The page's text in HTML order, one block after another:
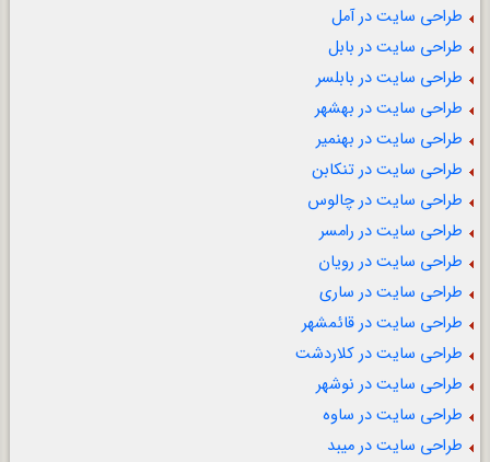
طراحی سایت در آمل
طراحی سایت در بابل
طراحی سایت در بابلسر
طراحی سایت در بهشهر
طراحی سایت در بهنمیر
طراحی سایت در تنکابن
طراحی سایت در چالوس
طراحی سایت در رامسر
طراحی سایت در رویان
طراحی سایت در ساری
طراحی سایت در قائمشهر
طراحی سایت در کلاردشت
طراحی سایت در نوشهر
طراحی سایت در ساوه
طراحی سایت در میبد